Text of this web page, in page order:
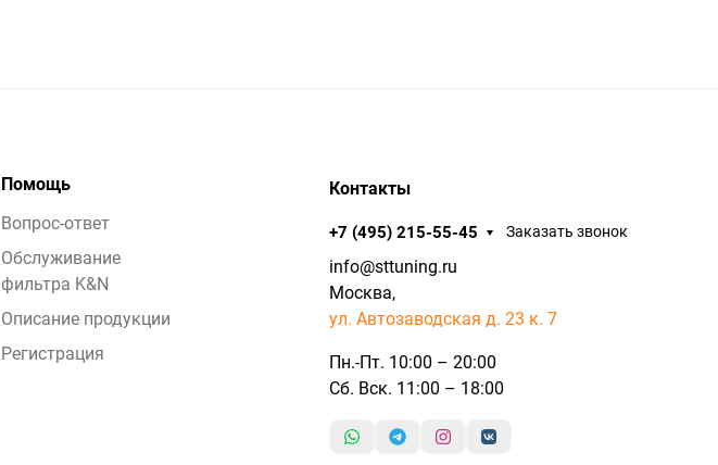
Помощь
Вопрос-ответ
Обслуживание
фильтра K&N
Описание продукции
Регистрация
Контакты
+7 (495) 215-55-45 Заказать звонок
info@sttuning.ru
Москва,
ул. Автозаводская д. 23 к. 7
Пн.-Пт. 10:00 – 20:00
Сб. Вск. 11:00 – 18:00